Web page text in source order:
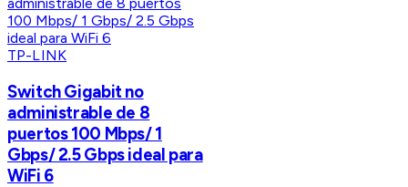
TP-LINK
Switch Gigabit no
administrable de 8
puertos 100 Mbps/ 1
Gbps/ 2.5 Gbps ideal para
WiFi 6